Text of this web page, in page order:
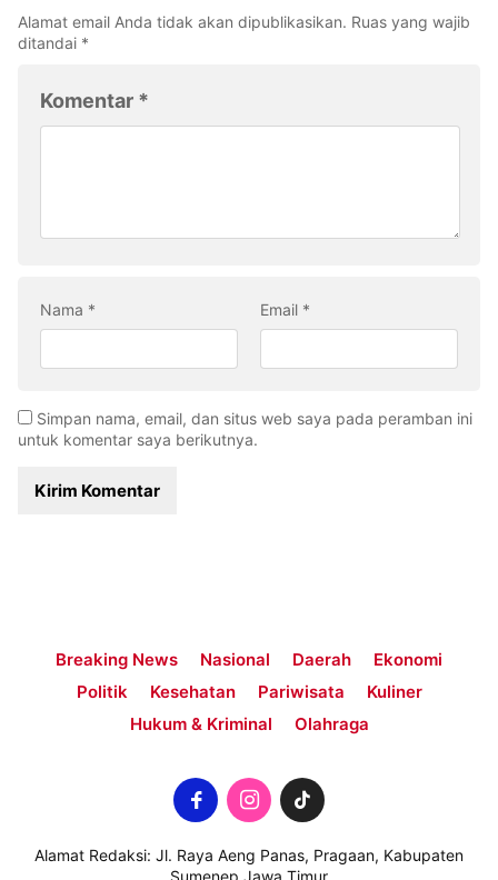
Alamat email Anda tidak akan dipublikasikan. Ruas yang wajib
ditandai *
Komentar *
Nama * Email *
Simpan nama, email, dan situs web saya pada peramban ini
untuk komentar saya berikutnya.
Breaking News Nasional Daerah
Ekonomi
Politik
Kesehatan Pariwisata
Kuliner
Hukum & Kriminal
Olahraga
Alamat Redaksi: Jl. Raya Aeng Panas, Pragaan, Kabupaten